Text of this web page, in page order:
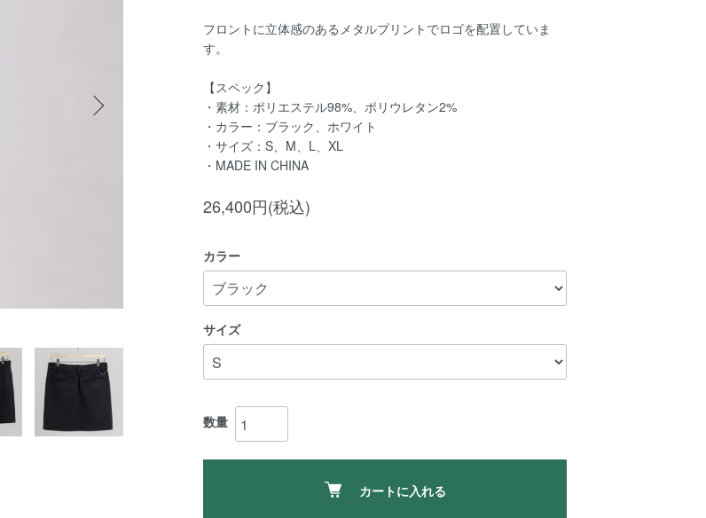
フロントに立体感のあるメタルプリントでロゴを配置していま
す。
【スペック】
・素材：ポリエステル98%、ポリウレタン2%
・カラー：ブラック、ホワイト
・サイズ：S、M、L、XL
・MADE IN CHINA
26,400円(税込)
カラー
サイズ
数量
カートに入れる